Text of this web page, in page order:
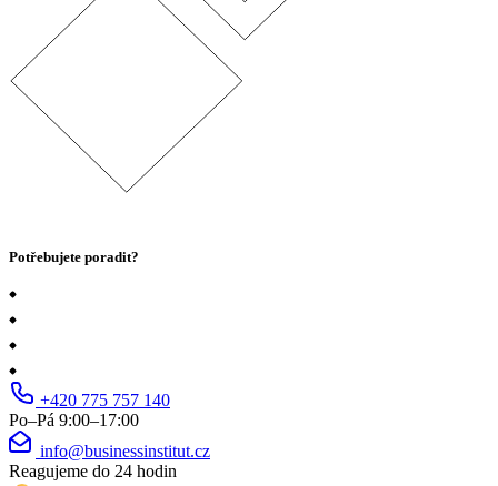
Potřebujete poradit?
+420 775 757 140
Po–Pá 9:00–17:00
info@businessinstitut.cz
Reagujeme do 24 hodin